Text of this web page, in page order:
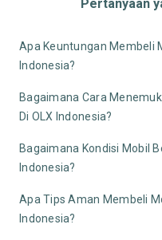
Pertanyaan
Apa Keuntungan Membeli
Indonesia?
Bagaimana Cara
Di OLX Indonesia?
Bagaimana Kondisi Mobil
Indonesia?
Apa Tips Aman Membeli
Indonesia?